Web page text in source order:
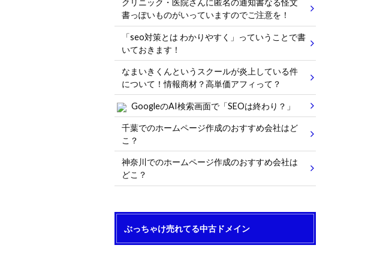
クリニック・医院さんに匿名の通知書なる怪文
書っぽいものがいっていますのでご注意を！
「seo対策とは わかりやすく」っていうことで書
いておきます！
なまいきくんというスクールが炎上している件
について！情報商材？高単価アフィって？
GoogleのAI検索画面で「SEOは終わり？」
千葉でのホームページ作成のおすすめ会社はど
こ？
神奈川でのホームページ作成のおすすめ会社は
どこ？
ぶっちゃけ売れてる中古ドメイン